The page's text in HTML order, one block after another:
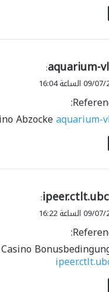
aquarium-
:
الساعة 16:04
Abzockeaquarium-
:
الساعة 16:22